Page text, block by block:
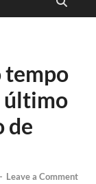
tempo
último
de
- Leave a Comment